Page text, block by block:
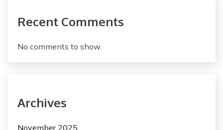
Recent Comments
No comments to show.
Archives
November 2025